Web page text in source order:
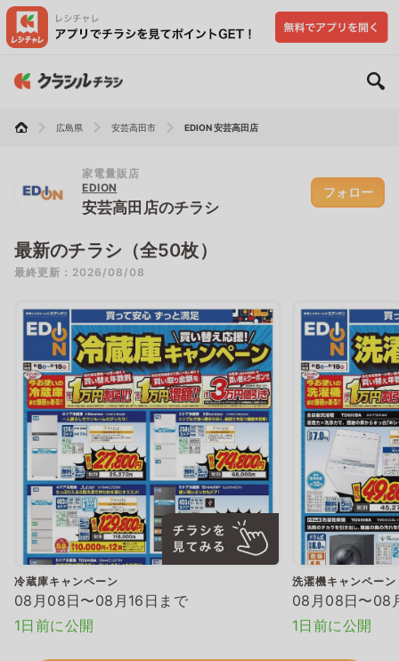
広島県 安芸高田市 EDION 安芸高田店
家電量販店
EDION
安芸高田店のチラシ
フォロー
最新のチラシ（全50枚）
最終更新：2026/08/08
冷蔵庫キャンペーン
08月08日〜08月16日まで
1日前に公開
洗濯機キャンペーン
08月08日〜08
1日前に公開